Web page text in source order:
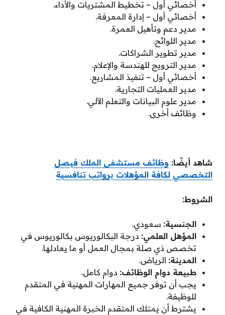
أخصائي أول – تخطيط المشتريات والأداء.
أخصائي أول – إدارة المعرفة.
مدير دعم وتأهيل العمرة.
مدير اللوائح.
مدير تطوير الشراكات.
مدير الترويج للهندسة والإعلام.
أخصائي أول – تنفيذ المشاريع.
مدير العمليات التجارية.
مدير علوم البيانات والتعلم الآلي.
وظائف أخرى.
شاهد أيضًا: وظائف مستشفى الملك فيصل
التخصصي لكافة المؤهلات برواتب تنافسية
الشروط:
الجنسية: سعودي.
المؤهل العلمي: درجة البكالوريوس بكالوريوس في
تخصص ذي صلة بمجال العمل أو ما يعادلها.
المدينة: الرياض.
طبيعة دوام الوظائف: دوام كامل.
يجب أن توفر جميع المهارات المهنية في المتقدم
للوظيفة.
يشترط أن يمتلك المتقدم الخبرة المهنية الكافية في